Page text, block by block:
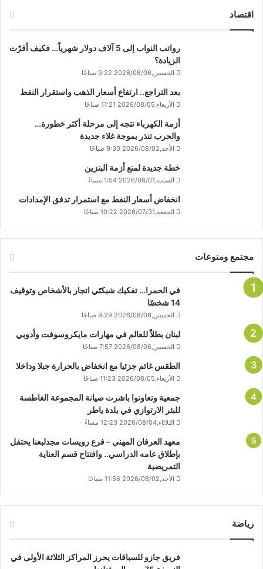
اقتصاد
رواتب النواب إلى 5 آلاف دولار شهرياً… فكيف أقرّت
الزيادة؟
الخميس,2026/08/06 9:22 صباحًا
بعد التراجع.. ارتفاع أسعار الذهب واستقرار النفط
الأربعاء,2026/08/05 11:21 صباحًا
أزمة الكهرباء تتجه إلى مرحلة أكثر خطورة…
والحرب تنذر بموجة غلاء جديدة
الأحد,2026/08/02 9:30 صباحًا
خطة جديدة لمنع أزمة البنزين
السبت,2026/08/01 1:54 مساءً
انخفاض أسعار النفط مع استمرار تدفق الإمدادات
الجمعة,2026/07/31 10:22 صباحًا
مجتمع ومنوعات
في الحمرا… تفكيك شبكتَي اتجار بالأشخاص وتوقيف
14 شخصًا
الخميس,2026/08/06 9:29 صباحًا
لبنان بطلاً للعالم في مهارات مايكروسوفت وأدوبي
الخميس,2026/08/06 7:57 صباحًا
الطقس غائم جزئيا مع انخفاض بالحرارة جبلا وداخلا
الأربعاء,2026/08/05 11:23 صباحًا
جمعية وتعاونوا باشرت صيانة المجموعة الغاطسة
للبئر الارتوازي في بلدة ياطر
الثلاثاء,2026/08/04 12:23 مساءً
معهد العرفان المهني – فرع رويسات مجدلبعنا يحتفل
بإطلاق عامه الدراسي.. وافتتاح قسم العناية
التمريضية
الأحد,2026/08/02 11:56 صباحًا
رياضة
فريق جازو للسباقات يحرز المراكز الثلاثة الأولى في